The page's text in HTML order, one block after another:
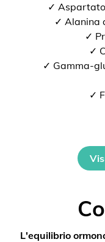
✓
✓ Alanina
✓
✓
✓ Gamma-
✓
L'equilibrio